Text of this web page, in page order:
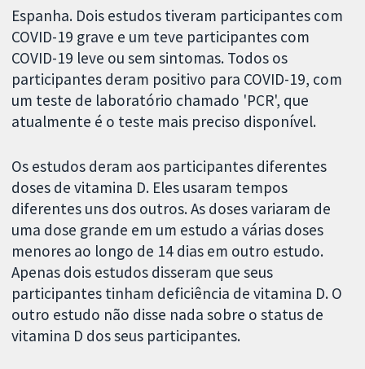
Espanha. Dois estudos tiveram participantes com
COVID-19 grave e um teve participantes com
COVID-19 leve ou sem sintomas. Todos os
participantes deram positivo para COVID-19, com
um teste de laboratório chamado 'PCR', que
atualmente é o teste mais preciso disponível.
Os estudos deram aos participantes diferentes
doses de vitamina D. Eles usaram tempos
diferentes uns dos outros. As doses variaram de
uma dose grande em um estudo a várias doses
menores ao longo de 14 dias em outro estudo.
Apenas dois estudos disseram que seus
participantes tinham deficiência de vitamina D. O
outro estudo não disse nada sobre o status de
vitamina D dos seus participantes.